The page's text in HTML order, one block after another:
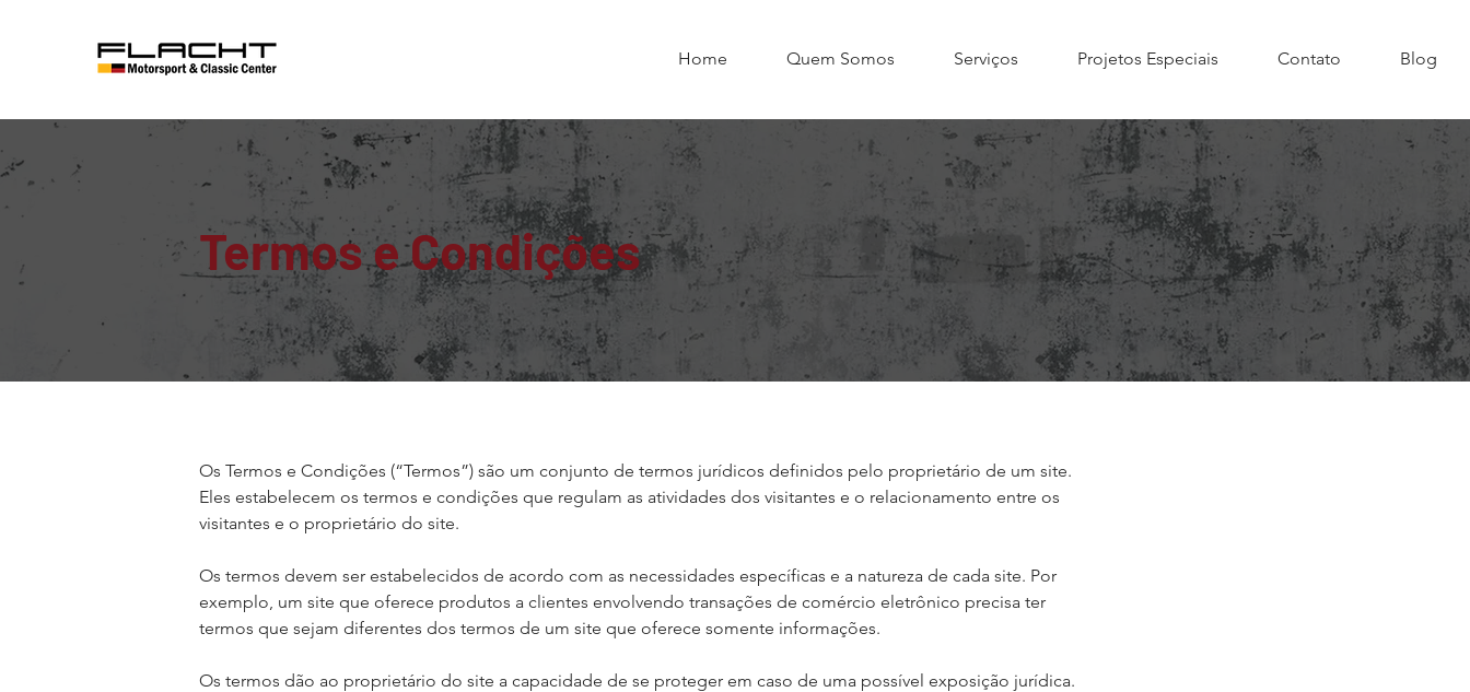
Home Quem Somos Serviços Projetos Especiais Contato Blog
Termos e Condições
Os Termos e Condições (“Termos”) são um conjunto de termos jurídicos definidos pelo proprietário de um site.
Eles estabelecem os termos e condições que regulam as atividades dos visitantes e o relacionamento entre os
visitantes e o proprietário do site.
Os termos devem ser estabelecidos de acordo com as necessidades específicas e a natureza de cada site. Por
exemplo, um site que oferece produtos a clientes envolvendo transações de comércio eletrônico precisa ter
termos que sejam diferentes dos termos de um site que oferece somente informações.
Os termos dão ao proprietário do site a capacidade de se proteger em caso de uma possível exposição jurídica.